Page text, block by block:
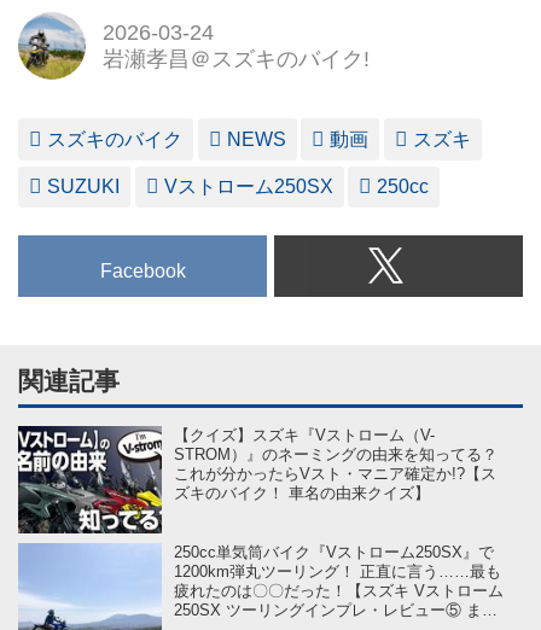
2026-03-24
岩瀬孝昌＠スズキのバイク!
スズキのバイク NEWS 動画 スズキ
SUZUKI Vストローム250SX 250cc
Facebook
関連記事
【クイズ】スズキ『Vストローム（V-
STROM）』のネーミングの由来を知ってる？
これが分かったらVスト・マニア確定か!?【ス
ズキのバイク！ 車名の由来クイズ】
250cc単気筒バイク『Vストローム250SX』で
1200km弾丸ツーリング！ 正直に言う……最も
疲れたのは〇〇だった！【スズキ Vストローム
250SX ツーリングインプレ・レビュー⑤ まと